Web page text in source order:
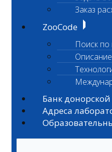
Заказ
ZooCode
Поиск по
Банк
Адреса